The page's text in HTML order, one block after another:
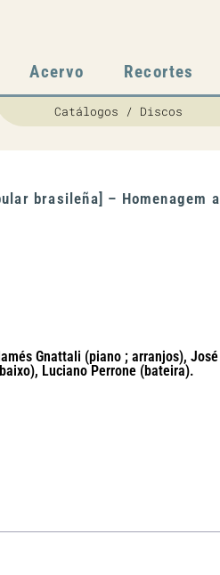
Acervo Recortes
Catálogos / Discos
brasileña] – Homenagem a
Gnattali (piano ; arranjos), José
Luciano Perrone (bateira).